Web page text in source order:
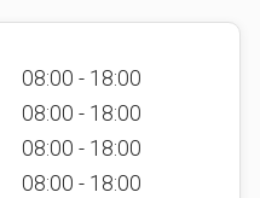
08:00 - 18:00
08:00 - 18:00
08:00 - 18:00
08:00 - 18:00